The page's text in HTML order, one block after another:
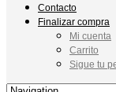
Contacto
Finalizar compra
Mi cuenta
Carrito
Sigue tu